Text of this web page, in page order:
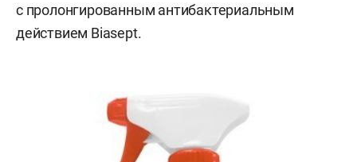
с пролонгированным антибактериальным
действием Biasept.